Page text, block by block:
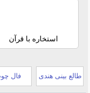
استخاره با قرآن
طالع بینی هندی فال